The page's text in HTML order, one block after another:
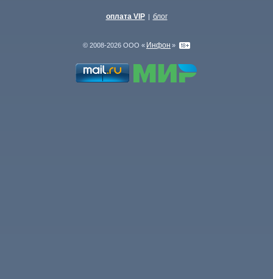
оплата VIP | блог
© 2008-2026 ООО « Инфон »